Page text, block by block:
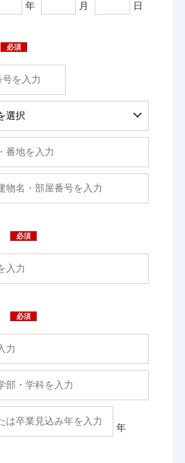
年 月 日
必須
必須
必須
年